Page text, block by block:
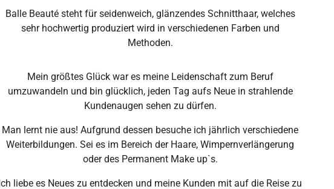
Balle Beauté steht für seidenweich, glänzendes Schnitthaar, welches
sehr hochwertig produziert wird in verschiedenen Farben und
Methoden.
Mein größtes Glück war es meine Leidenschaft zum Beruf
umzuwandeln und bin glücklich, jeden Tag aufs Neue in strahlende
Kundenaugen sehen zu dürfen.
Man lernt nie aus! Aufgrund dessen besuche ich jährlich verschiedene
Weiterbildungen. Sei es im Bereich der Haare, Wimpernverlängerung
oder des Permanent Make up`s.
Ich liebe es Neues zu entdecken und meine Kunden mit auf die Reise zu